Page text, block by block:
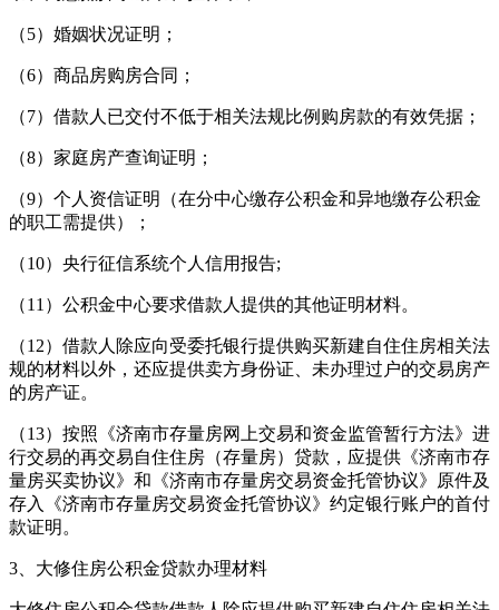
（5）婚姻状况证明；
（6）商品房购房合同；
（7）借款人已交付不低于相关法规比例购房款的有效凭据；
（8）家庭房产查询证明；
（9）个人资信证明（在分中心缴存公积金和异地缴存公积金
的职工需提供）；
（10）央行征信系统个人信用报告;
（11）公积金中心要求借款人提供的其他证明材料。
（12）借款人除应向受委托银行提供购买新建自住住房相关法
规的材料以外，还应提供卖方身份证、未办理过户的交易房产
的房产证。
（13）按照《济南市存量房网上交易和资金监管暂行方法》进
行交易的再交易自住住房（存量房）贷款，应提供《济南市存
量房买卖协议》和《济南市存量房交易资金托管协议》原件及
存入《济南市存量房交易资金托管协议》约定银行账户的首付
款证明。
3、大修住房公积金贷款办理材料